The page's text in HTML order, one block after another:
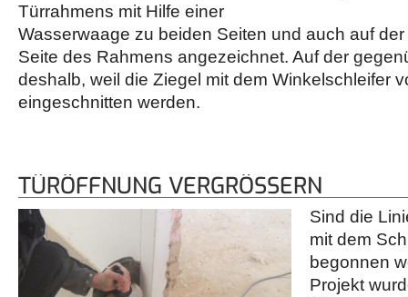
Türrahmens mit Hilfe einer
Wasserwaage zu beiden Seiten und auch auf
Seite des Rahmens angezeichnet. Auf der
deshalb, weil die Ziegel mit dem Winkelschleifer
eingeschnitten werden.
TÜRÖFFNUNG VERGRÖSSERN
Sind die
mit dem
begonnen
Projekt